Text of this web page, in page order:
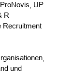
UP
R
Recruitment
und